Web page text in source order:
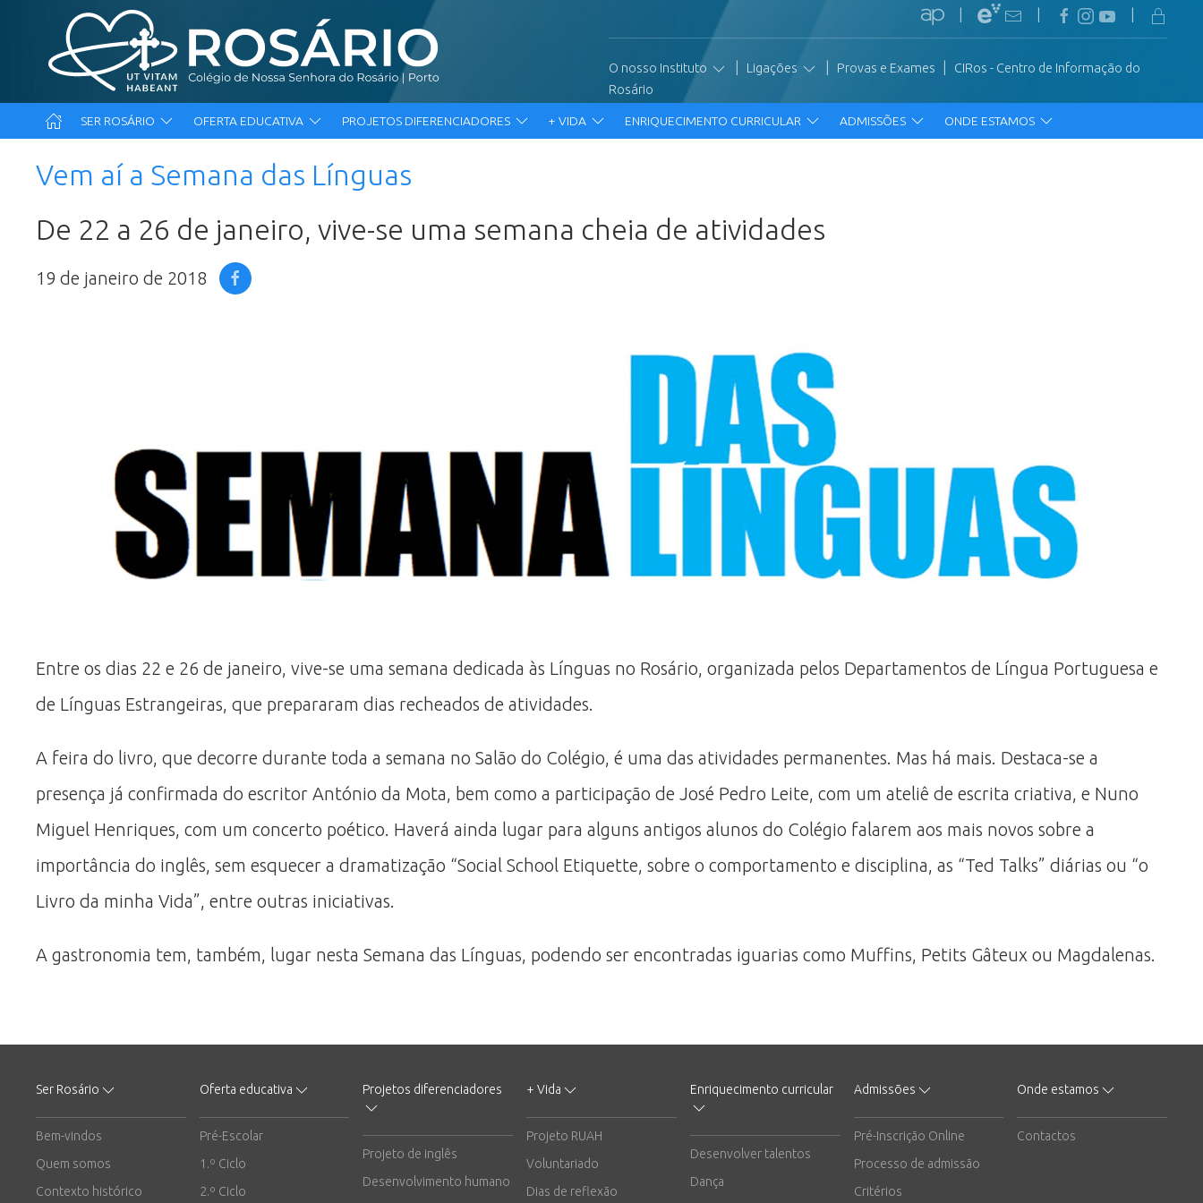
O nosso Instituto Ligações Provas e Exames
CIRos - Centro de Informação do
Rosário
SER ROSÁRIO OFERTA EDUCATIVA PROJETOS DIFERENCIADORES + VIDA ENRIQUECIMENTO CURRICULAR ADMISSÕES ONDE ESTAMOS
Vem aí a Semana das Línguas
De 22 a 26 de janeiro, vive-se uma semana cheia de atividades
19 de janeiro de 2018
Entre os dias 22 e 26 de janeiro, vive-se uma semana dedicada às Línguas no Rosário, organizada pelos Departamentos de Língua Portuguesa e
de Línguas Estrangeiras, que prepararam dias recheados de atividades.
A feira do livro, que decorre durante toda a semana no Salão do Colégio, é uma das atividades permanentes. Mas há mais. Destaca-se a
presença já confirmada do escritor António da Mota, bem como a participação de José Pedro Leite, com um ateliê de escrita criativa, e Nuno
Miguel Henriques, com um concerto poético. Haverá ainda lugar para alguns antigos alunos do Colégio falarem aos mais novos sobre a
importância do inglês, sem esquecer a dramatização “Social School Etiquette, sobre o comportamento e disciplina, as “Ted Talks” diárias ou “o
Livro da minha Vida”, entre outras iniciativas.
A gastronomia tem, também, lugar nesta Semana das Línguas, podendo ser encontradas iguarias como Muffins, Petits Gâteux ou Magdalenas.
Ser Rosário
Bem-vindos
Quem somos
Contexto histórico
Oferta educativa
Pré-Escolar
1.º Ciclo
2.º Ciclo
Projetos diferenciadores
Projeto de inglês
Desenvolvimento humano
+ Vida
Projeto RUAH
Voluntariado
Dias de reflexão
Enriquecimento curricular
Desenvolver talentos
Dança
Admissões
Pré-Inscrição Online
Processo de admissão
Critérios
Onde estamos
Contactos